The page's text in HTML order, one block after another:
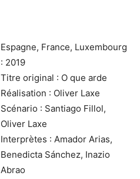
Espagne, France, Luxembourg
: 2019
Titre original : O que arde
Réalisation : Oliver Laxe
Scénario : Santiago Fillol,
Oliver Laxe
Interprètes : Amador Arias,
Benedicta Sánchez, Inazio
Abrao